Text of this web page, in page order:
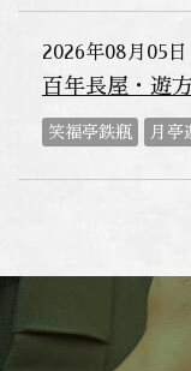
2026年08月05日
百年長屋・遊
笑福亭鉄瓶 月亭